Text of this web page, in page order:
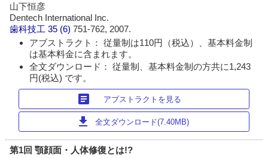
山下恒彦
Dentech International Inc.
歯科技工 35 (6)751-762, 2007.
アブストラクト： 従量制は110円（税込）、基本料金制
は基本料金に含まれます。
全文ダウンロード： 従量制、基本料金制の方共に1,243
円(税込) です。
article アブストラクトを見る
download 全文ダウンロード(7.40MB)
第1回 顎顔面・人体修復とは!?